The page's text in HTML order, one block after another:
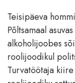
Teisipäeva
Põltsamaal
alkoholijoobes
roolijoodikul
Turvatöötaja